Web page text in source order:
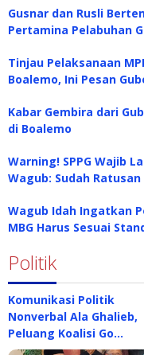
Gusnar dan Rusli
Pertamina Pelabuhan
Tinjau Pelaksanaan
Boalemo, Ini Pesan
Kabar Gembira dari
di Boalemo
Warning! SPPG Wajib
Wagub: Sudah
Wagub Idah Ingatkan
MBG Harus Sesuai
Politik
Komunikasi Politik
Nonverbal Ala Ghalieb,
Peluang Koalisi Go…